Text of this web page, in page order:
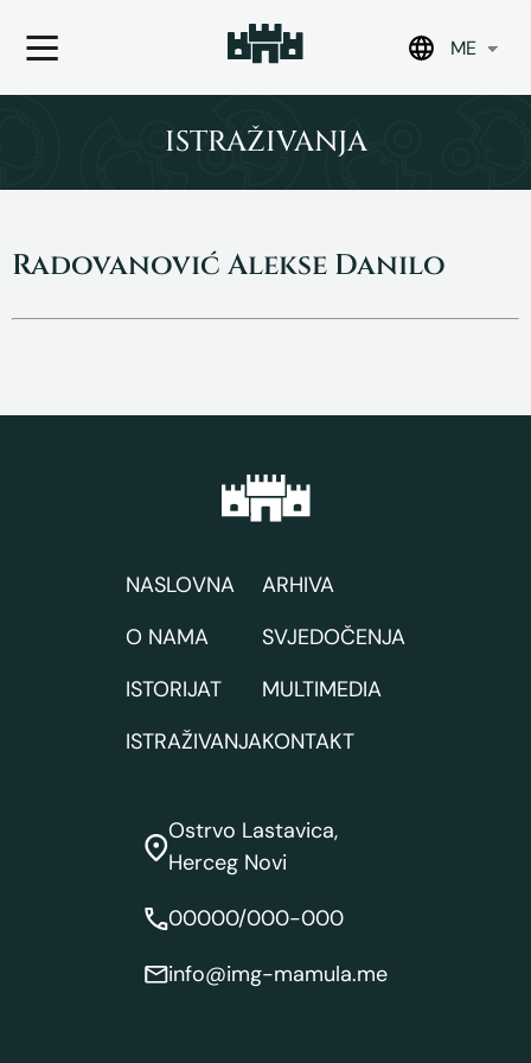
ME
ISTRAŽIVANJA
Radovanović Alekse Danilo
NASLOVNA
O NAMA
ISTORIJAT
ISTRAŽIVANJA
ARHIVA
SVJEDOČENJA
MULTIMEDIA
KONTAKT
Ostrvo Lastavica,
Herceg Novi
00000/000-000
info@img-mamula.me